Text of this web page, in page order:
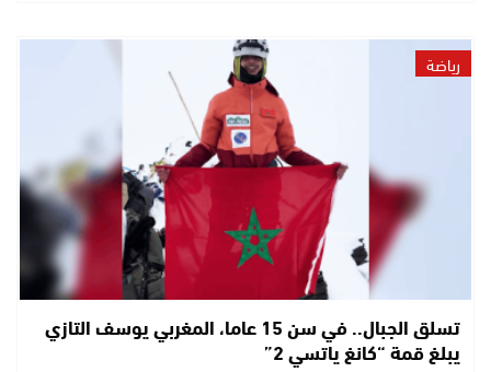
رياضة
تسلق الجبال.. في سن 15 عاما، المغربي يوسف التازي
يبلغ قمة “كانغ ياتسي 2”